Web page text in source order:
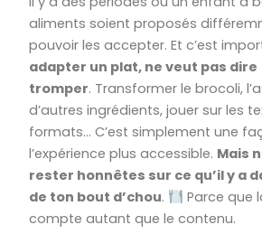
aliments soient proposés
pouvoir les accepter. Et c’est
adapter un plat, ne veut pas dire
tromper. Transformer le brocoli,
d’autres ingrédients, jouer sur les
formats… C’est simplement une
l’expérience plus accessible. Mais
rester honnêtes sur ce qu’il y a
de ton bout d’chou.
Parce que
compte autant que le contenu.